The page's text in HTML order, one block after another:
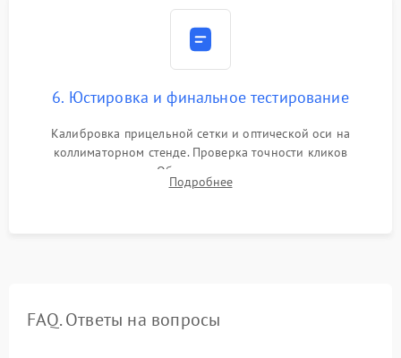
6. Юстировка и финальное тестирование
Калибровка прицельной сетки и оптической оси на
коллиматорном стенде. Проверка точности кликов
механизма поправок. Обязательное испытание прицела на
ударном стенде для проверки устойчивости к отдаче и
Подробнее
FAQ. Ответы на вопросы